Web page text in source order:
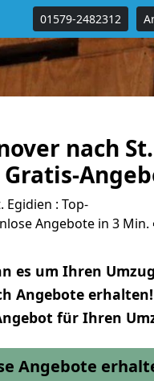
01579-2482312
nach St.
Egidien : Top-
Angebote in 3 Min.
es um Ihren
Angebote erhalten!
für Ihren
Angebote